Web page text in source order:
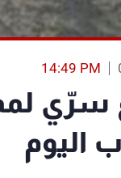
14:49 PM
سرّي
اليوم